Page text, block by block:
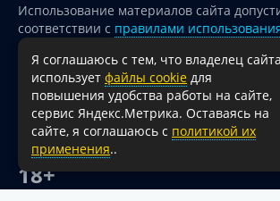
Использование материалов сайта
соответствии с правилами
опубликованных на сайте
При перепечатке и использовании
на источник обязательна.
Для сайтов и страниц сети Интернет
активная гиперссылка на официальный
администрации Туапсинского
18+
Я соглашаюсь с тем, что владелец сайта
использует файлы cookie для
повышения удобства работы на сайте,
сервис Яндекс.Метрика. Оставаясь на
сайте, я соглашаюсь с политикой их
применения..